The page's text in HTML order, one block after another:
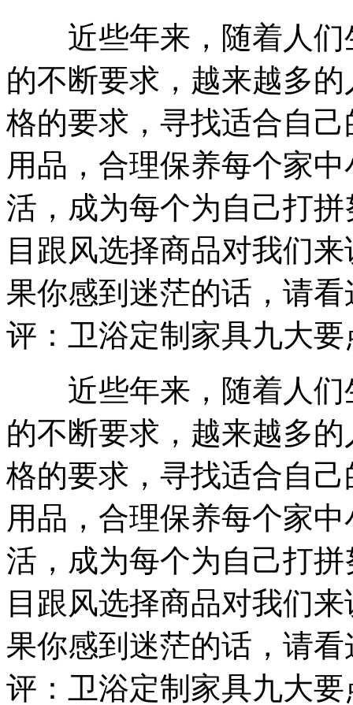
近些年来，随着人们
的不断要求，越来越多
格的要求，寻找适合自
用品，合理保养每个家
活，成为每个为自己打
目跟风选择商品对我们
果你感到迷茫的话，请
评：卫浴定制家具九大要
近些年来，随着人们
的不断要求，越来越多
格的要求，寻找适合自
用品，合理保养每个家
活，成为每个为自己打
目跟风选择商品对我们
果你感到迷茫的话，请
评：卫浴定制家具九大要